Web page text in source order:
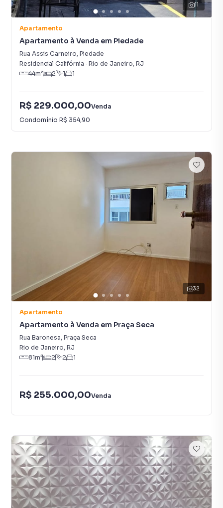
11
Apartamento
Apartamento à Venda em Piedade
Rua Assis Carneiro, Piedade
Residencial Califórnia · Rio de Janeiro, RJ
44m² 2 1 1
R$ 229.000,00Venda
Condomínio R$ 354,90
32
Apartamento
Apartamento à Venda em Praça Seca
Rua Baronesa, Praça Seca
Rio de Janeiro, RJ
81m² 2 2 1
R$ 255.000,00Venda